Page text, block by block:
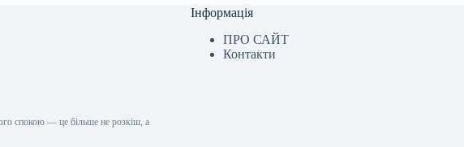
спокою — це більше не розкіш, а
Інформація
ПРО САЙТ
Контакти